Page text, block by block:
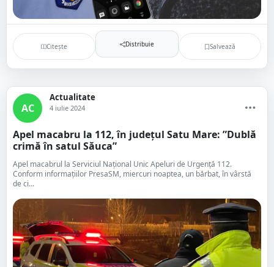
Citește Distribuie Salvează
AC
Actualitate
4 iulie 2024
Apel macabru la 112, în județul Satu Mare: ”Dublă
crimă în satul Săuca”
Apel macabrul la Serviciul Național Unic Apeluri de Urgență 112.
Conform informațiilor PresaSM, miercuri noaptea, un bărbat, în vârstă
de ci...